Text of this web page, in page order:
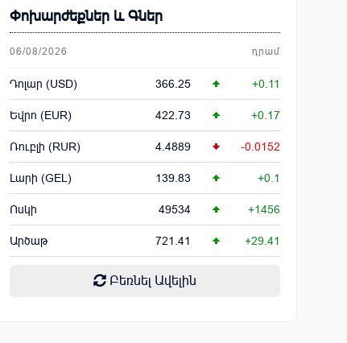
Փոխարժեքներ և Գներ
06/08/2026 դրամ
Դոլար (USD) 366.25 +0.11
Եվրո (EUR) 422.73 +0.17
Ռուբլի (RUR) 4.4889 -0.0152
Լարի (GEL) 139.83 +0.1
Ոսկի 49534 +1456
Արծաթ 721.41 +29.41
Բեռնել Ավելին